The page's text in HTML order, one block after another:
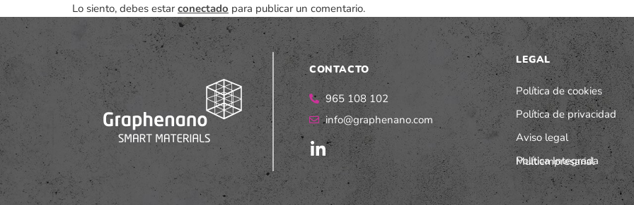
Lo siento, debes estar conectado para publicar un comentario.
CONTACTO
965 108 102
info@graphenano.com
LEGAL
Política de cookies
Política de privacidad
Aviso legal
Política Integrada Multiempresarial